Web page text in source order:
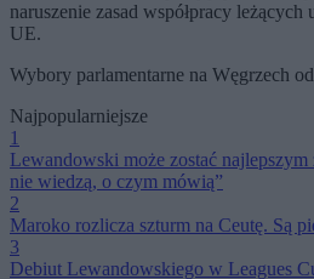
naruszenie zasad współpracy
UE.
Wybory parlamentarne na Węgrzech
Najpopularniejsze
1
Lewandowski może zostać
nie wiedzą, o czym mówią”
2
Maroko rozlicza szturm na Ceutę. Są
3
Debiut Lewandowskiego w Leagues